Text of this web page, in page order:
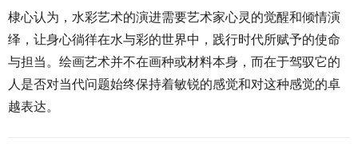
棣心认为，水彩艺术的演进需要艺术家心灵的觉醒和倾情演
绎，让身心徜徉在水与彩的世界中，践行时代所赋予的使命
与担当。绘画艺术并不在画种或材料本身，而在于驾驭它的
人是否对当代问题始终保持着敏锐的感觉和对这种感觉的卓
越表达。